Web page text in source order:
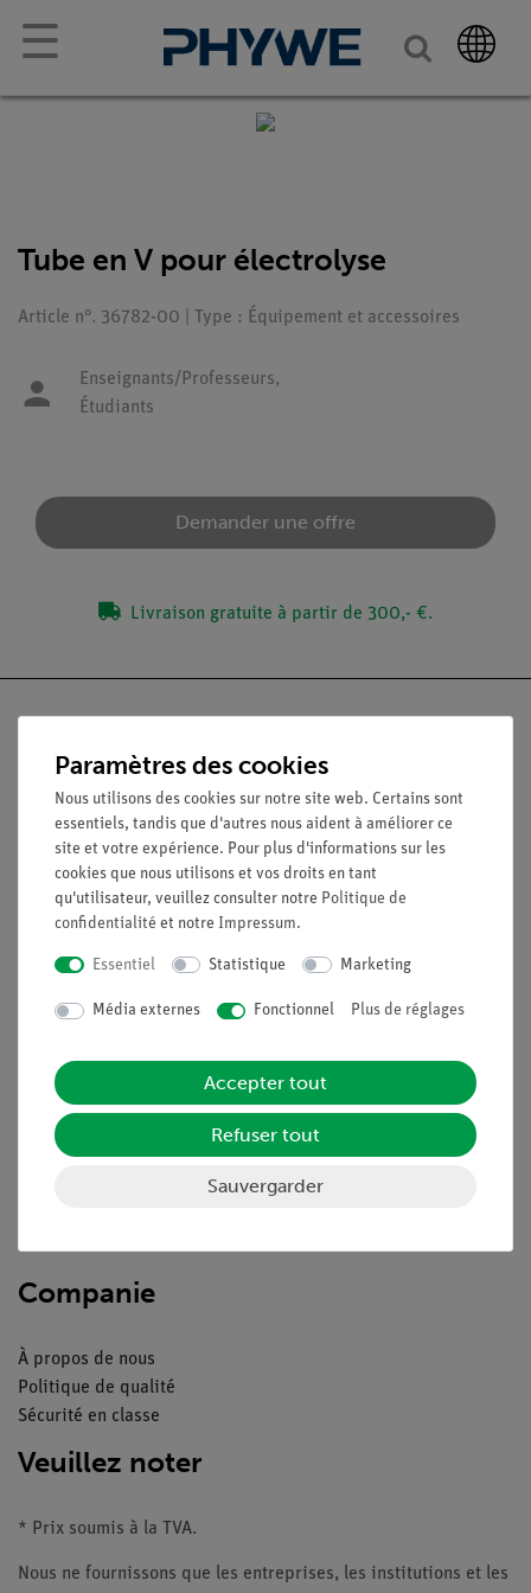
☰
Tube en V pour électrolyse
Article n°. 36782-00 | Type : Équipement et accessoires
Enseignants/Professeurs,
Étudiants
Demander une offre
Livraison gratuite à partir de 300,- €.
Nach oben
Légal
Conditions générales de vente
Mentions légales
Service
Aperçu du service
Téléchargements
Contacte service client
Companie
À propos de nous
Politique de qualité
Sécurité en classe
Veuillez noter
* Prix soumis à la TVA.
Nous ne fournissons que les entreprises, les institutions et les
Paramètres des cookies
Nous utilisons des cookies sur notre site web. Certains sont
essentiels, tandis que d'autres nous aident à améliorer ce
site et votre expérience. Pour plus d'informations sur les
cookies que nous utilisons et vos droits en tant
qu'utilisateur, veuillez consulter notre Politique de
confidentialité et notre Impressum.
Essentiel Statistique Marketing
Média externes Fonctionnel Plus de réglages
Accepter tout
Refuser tout
Sauvergarder